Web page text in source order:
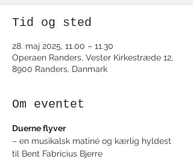
Tid og sted
28. maj 2025, 11.00 – 11.30
Operaen Randers, Vester Kirkestræde 12,
8900 Randers, Danmark
Om eventet
Duerne flyver
– en musikalsk matiné og kærlig hyldest
til Bent Fabricius Bjerre